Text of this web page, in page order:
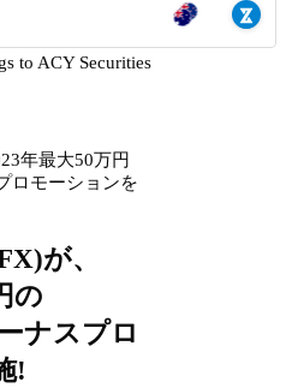
to ACY Securities
年最大50万円
ロモーションを
が、
の
ナスプロ
!